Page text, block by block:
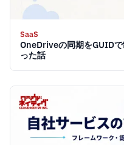
SaaS
OneDriveの同期をGUID
った話